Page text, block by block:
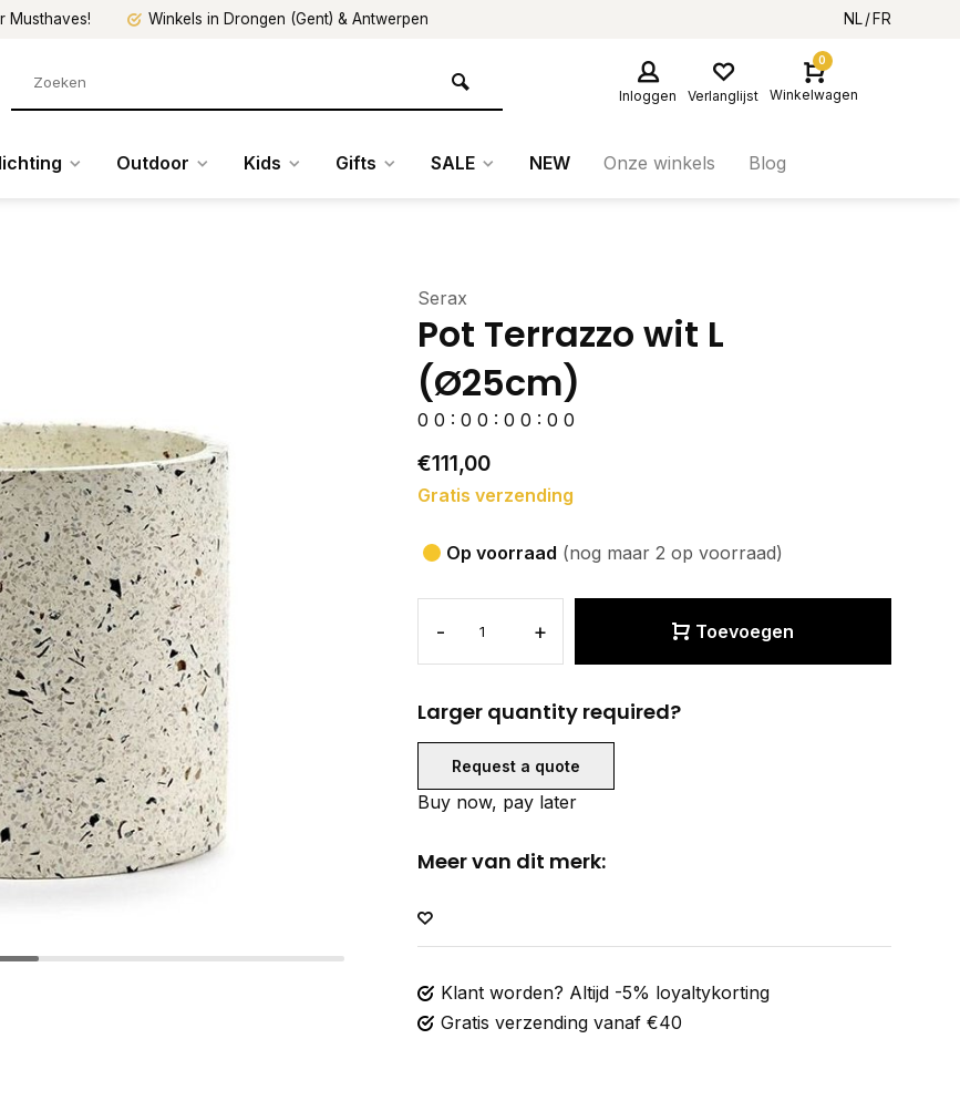
Musthaves! Winkels in Drongen (Gent) & Antwerpen NL FR
Inloggen Verlanglijst
0
Winkelwagen
Outdoor Kids Gifts SALE NEW Onze winkels Blog
Serax
Pot Terrazzo wit L
(Ø25cm)
0 0 : 0 0 : 0 0 : 0 0
€111,00
Gratis verzending
Op voorraad (nog maar 2 op voorraad)
- + Toevoegen
Larger quantity required?
Request a quote
Buy now, pay later
Meer van dit merk:
Klant worden? Altijd -5% loyaltykorting
Gratis verzending vanaf €40